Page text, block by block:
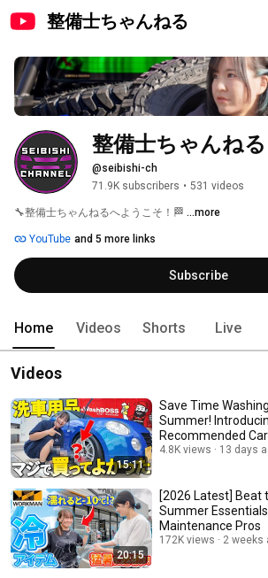
整備士ちゃんねる
整備士ちゃんねる
@seibishi-ch
71.9K subscribers • 531 videos
🔧整備士ちゃんねるへようこそ！🏁 ...more
YouTube and 5 more links
Subscribe
Home Videos Shorts Live
Videos
15:11
Save Time
Summer!
Recommended
4.8K views 13 days
20:15
[2026 Latest] Beat
Summer
Maintenance Pros
172K views 2 weeks